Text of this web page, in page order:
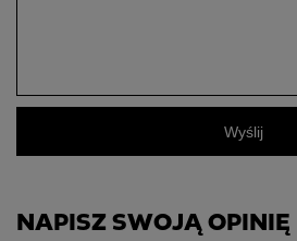
Wyślij
NAPISZ SWOJĄ OPINIĘ